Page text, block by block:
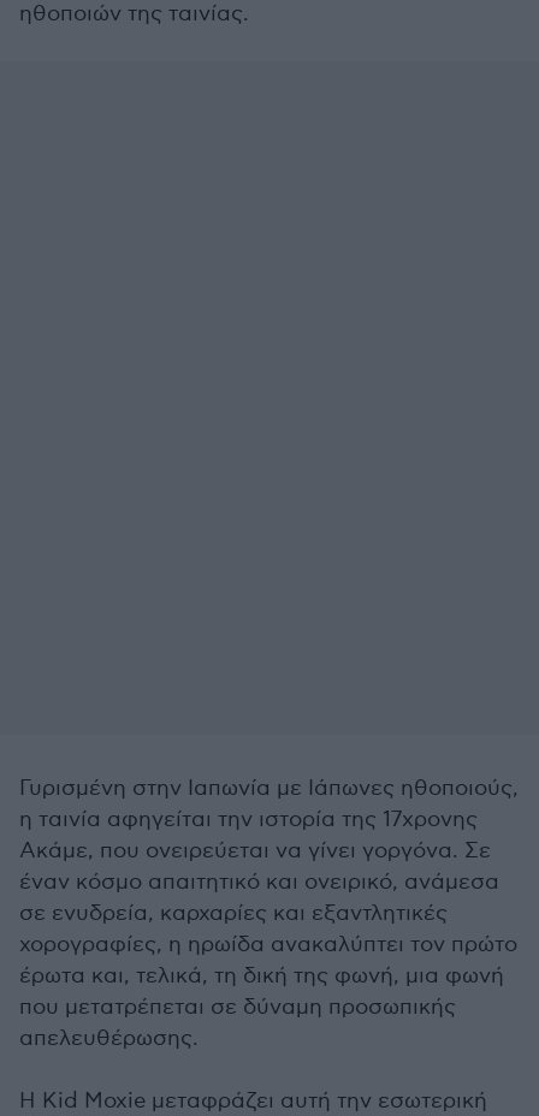
ηθοποιών της ταινίας.
Γυρισμένη στην Ιαπωνία με Ιάπωνες ηθοποιούς,
η ταινία αφηγείται την ιστορία της 17χρονης
Ακάμε, που ονειρεύεται να γίνει γοργόνα. Σε
έναν κόσμο απαιτητικό και ονειρικό, ανάμεσα
σε ενυδρεία, καρχαρίες και εξαντλητικές
χορογραφίες, η ηρωίδα ανακαλύπτει τον πρώτο
έρωτα και, τελικά, τη δική της φωνή, μια φωνή
που μετατρέπεται σε δύναμη προσωπικής
απελευθέρωσης.
Η Kid Moxie μεταφράζει αυτή την εσωτερική